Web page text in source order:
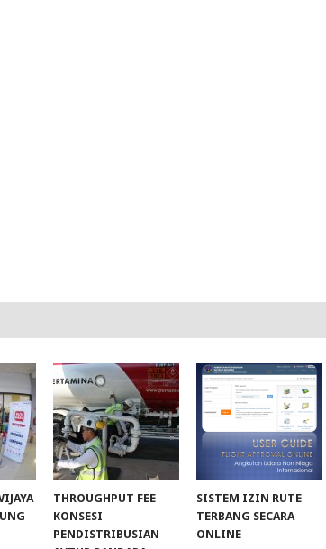
THROUGHPUT FEE
KONSESI
PENDISTRIBUSIAN
SISTEM IZIN RUTE
TERBANG SECARA
ONLINE